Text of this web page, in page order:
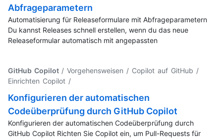
Abfrageparametern
Automatisierung für Releaseformulare mit Abfrageparametern
Du kannst Releases schnell erstellen, wenn du das neue
Releaseformular automatisch mit angepassten
GitHub Copilot / Vorgehensweisen / Copilot auf GitHub /
Einrichten Copilot /
Konfigurieren der automatischen
Codeüberprüfung durch GitHub Copilot
Konfigurieren der automatischen Codeüberprüfung durch
GitHub Copilot Richten Sie Copilot ein, um Pull-Requests für